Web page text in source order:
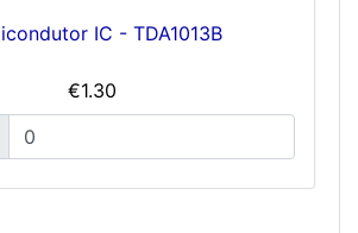
IC - TDA1013B
€1.30